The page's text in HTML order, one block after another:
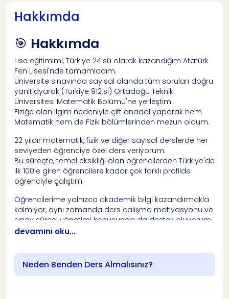
Hakkımda
🎯 Hakkımda
Lise eğitimimi, Türkiye 24.sü olarak kazandığım Atatürk
Fen Lisesi'nde tamamladım.
Üniversite sınavında sayısal alanda tüm soruları doğru
yanıtlayarak (Türkiye 912.si) Ortadoğu Teknik
Üniversitesi Matematik Bölümü'ne yerleştim.
Fiziğe olan ilgim nedeniyle çift anadal yaparak hem
Matematik hem de Fizik bölümlerinden mezun oldum.
22 yıldır matematik, fizik ve diğer sayısal derslerde her
seviyeden öğrenciye özel ders veriyorum.
Bu süreçte, temel eksikliği olan öğrencilerden Türkiye'de
ilk 100'e giren öğrencilere kadar çok farklı profilde
öğrenciyle çalıştım.
Öğrencilerime yalnızca akademik bilgi kazandırmakla
kalmıyor, aynı zamanda ders çalışma motivasyonu ve
sınav süreci yönetimi konusunda da destek oluyorum.
öğretmenle çalışmak çok şey değiştirir.
👉Daha fazla bilgi için aşağıdaki başlıklara
devamını oku...
Neden Benden Ders Almalısınız?